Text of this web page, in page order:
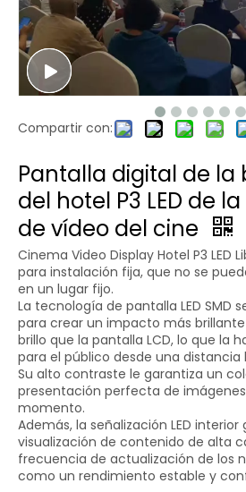
Compartir con:
Pantalla digital de la
del hotel P3 LED de
de vídeo del cine
Cinema Video Display Hotel P3 LED
para instalación fija, que no se
en un lugar fijo.
La tecnología de pantalla LED SMD
para crear un impacto más
brillo que la pantalla LCD, lo que la
para el público desde una distancia
Su alto contraste le garantiza un
presentación perfecta de
momento.
Además, la señalización LED
visualización de contenido de alta
frecuencia de actualización de los
como un rendimiento estable y